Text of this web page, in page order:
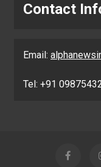
Contact
Email:
Tel: +91